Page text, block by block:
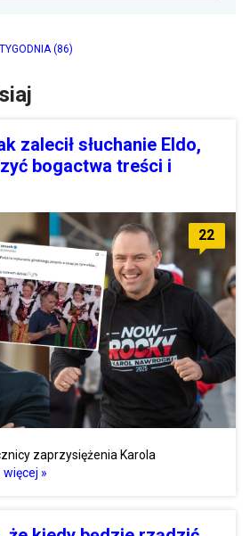
(86)
zalecił słuchanie Eldo,
bogactwa treści i
22
zaprzysiężenia Karola
»